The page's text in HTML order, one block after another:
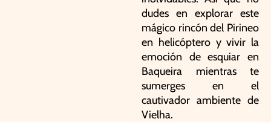
dudes en explorar este
mágico rincón del Pirineo
en helicóptero y vivir la
emoción de esquiar en
Baqueira mientras te
sumerges en el
cautivador ambiente de
Vielha.